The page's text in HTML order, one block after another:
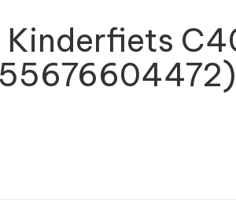
Kinderfiets